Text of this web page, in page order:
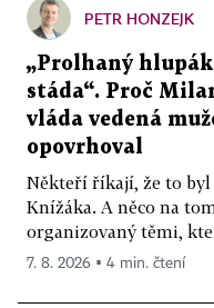
PETR HONZEJK
„Prolhaný
stáda“. Proč
vláda vedená
opovrhoval
Někteří říkají, že to
Knížáka. A něco na
organizovaný těmi,
7. 8. 2026 ▪ 4 min. čtení